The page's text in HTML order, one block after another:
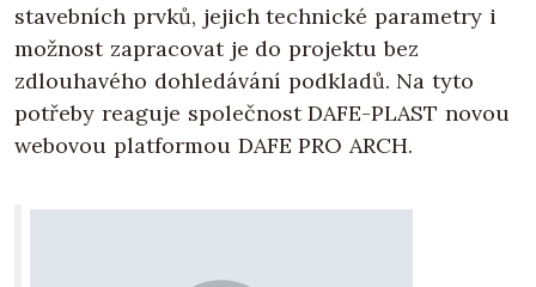
stavebních prvků, jejich technické parametry i
možnost zapracovat je do projektu bez
zdlouhavého dohledávání podkladů. Na tyto
potřeby reaguje společnost DAFE-PLAST novou
webovou platformou DAFE PRO ARCH.